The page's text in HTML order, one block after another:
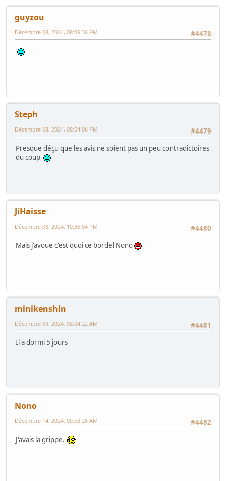
guyzou
#4478
Décembre 08, 2024, 08:09:36 PM
Steph
#4479
Décembre 08, 2024, 08:54:06 PM
Presque déçu que les avis ne soient pas un peu contradictoires
du coup
JiHaisse
#4480
Décembre 08, 2024, 10:36:04 PM
Mais j'avoue c'est quoi ce bordel Nono
minikenshin
#4481
Décembre 09, 2024, 08:04:22 AM
Il a dormi 5 jours
Nono
#4482
Décembre 14, 2024, 09:58:26 AM
J'avais la grippe.